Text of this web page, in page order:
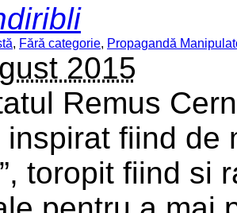
, Fără categorie, Propagandă
2015
Remus
inspirat fiind de
toropit fiind si